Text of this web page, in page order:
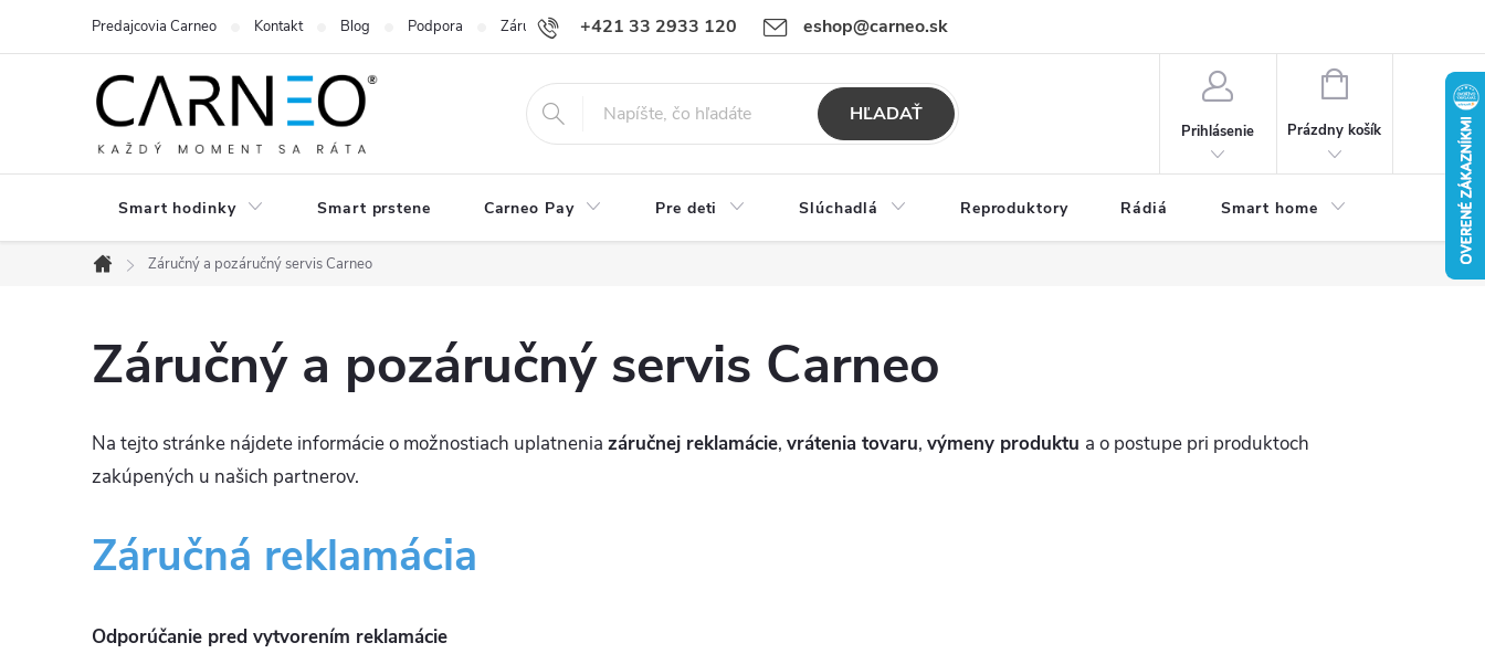
+421 33 2933 120 eshop@carneo.sk
Predajcovia Carneo Kontakt Blog Podpora Záručný a pozáručný servis Carneo Obchodné podmienky Ochrana osobných údajov
HĽADAŤ
Prihlásenie
NÁKUPNÝ
Prázdny košík
Smart hodinky Smart prstene Carneo Pay Pre deti Slúchadlá Reproduktory Rádiá Smart home Kamery
Domov
Záručný a pozáručný servis Carneo
Záručný a pozáručný servis Carneo
Na tejto stránke nájdete informácie o možnostiach uplatnenia záručnej reklamácie, vrátenia tovaru, výmeny produktu a o postupe pri produktoch
zakúpených u našich partnerov.
Záručná reklamácia
Odporúčanie pred vytvorením reklamácie